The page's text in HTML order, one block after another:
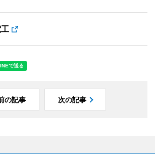
の記事 次の記事